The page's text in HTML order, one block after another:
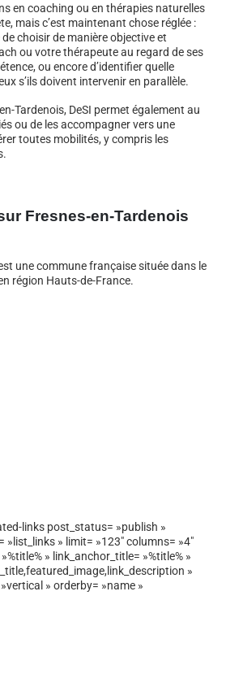
en coaching ou en thérapies naturelles
mais c’est maintenant chose réglée :
choisir de manière objective et
ou votre thérapeute au regard de ses
ou encore d’identifier quelle
s’ils doivent intervenir en parallèle.
Tardenois, DeSI permet également au
ou de les accompagner vers une
toutes mobilités, y compris les
Fresnes-en-Tardenois
une commune française située dans le
région Hauts-de-France.
links post_status= »publish »
»list_links » limit= »123″ columns= »4″
» link_anchor_title= »%title% »
»
» orderby= »name »